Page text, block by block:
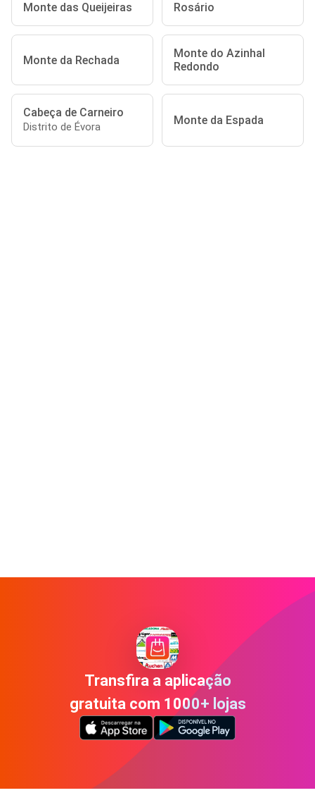
Monte das Queijeiras Rosário
Monte da Rechada
Monte do Azinhal
Redondo
Cabeça de Carneiro
Distrito de Évora Monte da Espada
Transfira a aplicação
gratuita com 1000+ lojas